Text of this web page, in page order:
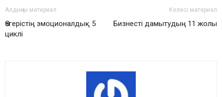
Алдыңғы материал
Өзгерістің эмоционалдық 5
циклі
Келесі материал
Бизнесті дамытудың 11 жолы